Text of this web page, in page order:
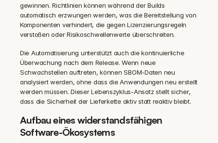
gewinnen. Richtlinien können während der Builds
automatisch erzwungen werden, was die Bereitstellung von
Komponenten verhindert, die gegen Lizenzierungsregeln
verstoßen oder Risikoschwellenwerte überschreiten.
Die Automatisierung unterstützt auch die kontinuierliche
Überwachung nach dem Release. Wenn neue
Schwachstellen auftreten, können SBOM-Daten neu
analysiert werden, ohne dass die Anwendungen neu erstellt
werden müssen. Dieser Lebenszyklus-Ansatz stellt sicher,
dass die Sicherheit der Lieferkette aktiv statt reaktiv bleibt.
Aufbau eines widerstandsfähigen
Software-Ökosystems